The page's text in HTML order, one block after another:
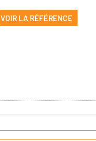
VOIR LA RÉFÉRENCE